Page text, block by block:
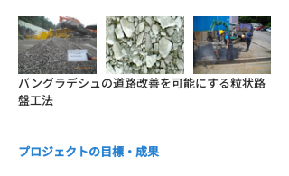
バングラデシュの道路改善を可能にする粒状路
盤工法
プロジェクトの目標・成果